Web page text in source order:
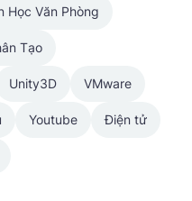
Học Văn Phòng
Tạo
Unity3D VMware
Youtube Điện tử